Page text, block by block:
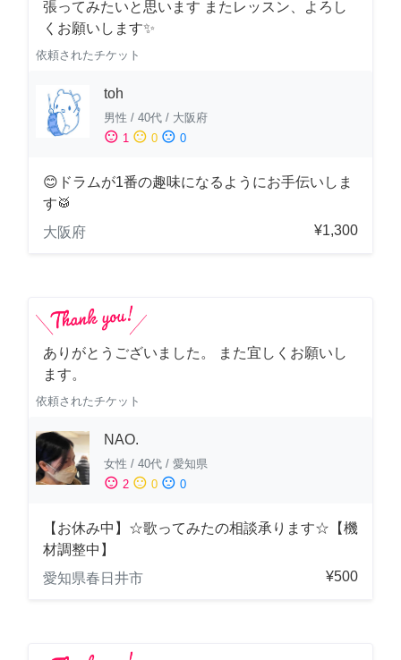
張ってみたいと思います またレッスン、よろし
くお願いします✨
依頼されたチケット
toh
男性 / 40代 / 大阪府
sentiment_satisfied 1 sentiment_neutral 0 sentiment_dissatisfied 0
😊ドラムが1番の趣味になるようにお手伝いしま
す🥁
大阪府
¥1,300
ありがとうございました。 また宜しくお願いし
ます。
依頼されたチケット
NAO.
女性 / 40代 / 愛知県
sentiment_satisfied 2 sentiment_neutral 0 sentiment_dissatisfied 0
【お休み中】☆歌ってみたの相談承ります☆【機
材調整中】
愛知県春日井市
¥500